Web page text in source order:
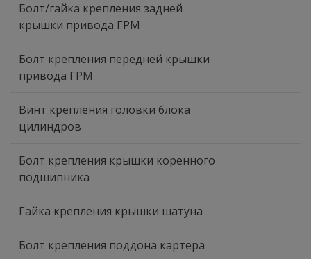
Болт/гайка крепления задней
крышки привода ГРМ
Болт крепления передней крышки
привода ГРМ
Винт крепления головки блока
цилиндров
Болт крепления крышки коренного
подшипника
Гайка крепления крышки шатуна
Болт крепления поддона картера